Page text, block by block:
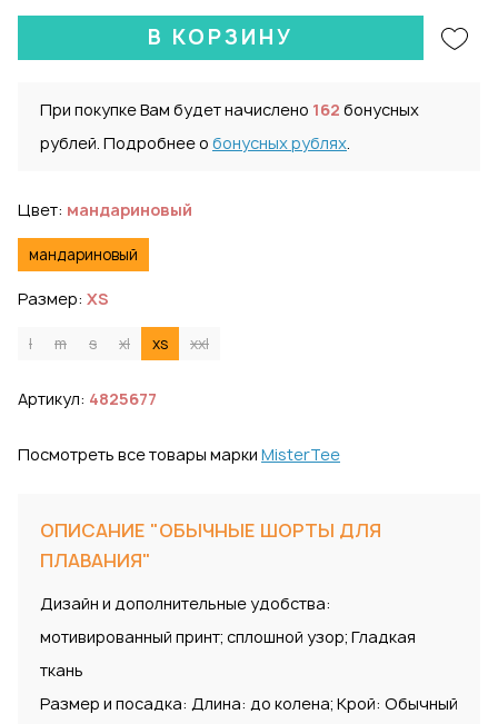
В КОРЗИНУ
При покупке Вам будет начислено 162 бонусных
рублей. Подробнее о бонусных рублях.
Цвет: мандариновый
мандариновый
Размер: XS
l m s xl xs xxl
Артикул: 4825677
Посмотреть все товары марки MisterTee
ОПИСАНИЕ "ОБЫЧНЫЕ ШОРТЫ ДЛЯ
ПЛАВАНИЯ"
Дизайн и дополнительные удобства:
мотивированный принт; сплошной узор; Гладкая
ткань
Размер и посадка: Длина: до колена; Крой: Обычный